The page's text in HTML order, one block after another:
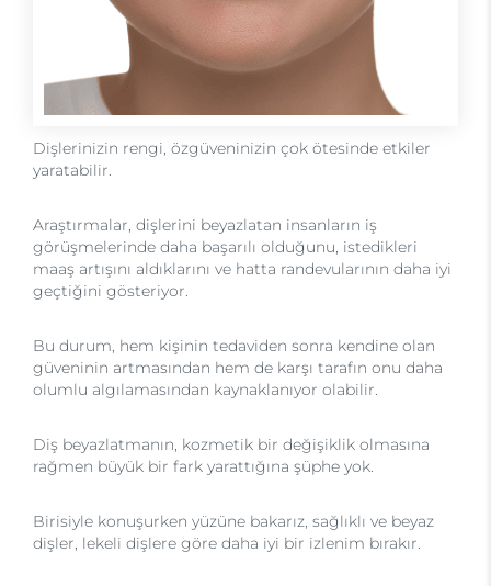
Dişlerinizin rengi, özgüveninizin çok ötesinde etkiler
yaratabilir.
Araştırmalar, dişlerini beyazlatan insanların iş
görüşmelerinde daha başarılı olduğunu, istedikleri
maaş artışını aldıklarını ve hatta randevularının daha iyi
geçtiğini gösteriyor.
Bu durum, hem kişinin tedaviden sonra kendine olan
güveninin artmasından hem de karşı tarafın onu daha
olumlu algılamasından kaynaklanıyor olabilir.
Diş beyazlatmanın, kozmetik bir değişiklik olmasına
rağmen büyük bir fark yarattığına şüphe yok.
Birisiyle konuşurken yüzüne bakarız, sağlıklı ve beyaz
dişler, lekeli dişlere göre daha iyi bir izlenim bırakır.